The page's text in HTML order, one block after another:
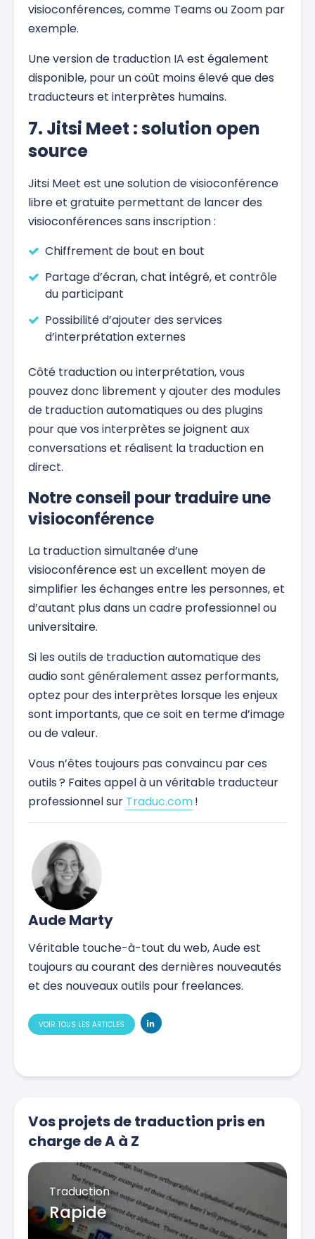
visioconférences, comme Teams ou Zoom par
exemple.
Une version de traduction IA est également
disponible, pour un coût moins élevé que des
traducteurs et interprètes humains.
7. Jitsi Meet : solution open
source
Jitsi Meet est une solution de visioconférence
libre et gratuite permettant de lancer des
visioconférences sans inscription :
Chiffrement de bout en bout
Partage d’écran, chat intégré, et contrôle
du participant
Possibilité d’ajouter des services
d’interprétation externes
Côté traduction ou interprétation, vous
pouvez donc librement y ajouter des modules
de traduction automatiques ou des plugins
pour que vos interprètes se joignent aux
conversations et réalisent la traduction en
direct.
Notre conseil pour traduire une
visioconférence
La traduction simultanée d’une
visioconférence est un excellent moyen de
simplifier les échanges entre les personnes, et
d’autant plus dans un cadre professionnel ou
universitaire.
Si les outils de traduction automatique des
audio sont généralement assez performants,
optez pour des interprètes lorsque les enjeux
sont importants, que ce soit en terme d’image
ou de valeur.
Vous n’êtes toujours pas convaincu par ces
outils ? Faites appel à un véritable traducteur
professionnel sur Traduc.com!
Aude Marty
Véritable touche-à-tout du web, Aude est
toujours au courant des dernières nouveautés
et des nouveaux outils pour freelances.
VOIR TOUS LES ARTICLES
Vos projets de traduction pris en
charge de A à Z
Traduction
Rapide